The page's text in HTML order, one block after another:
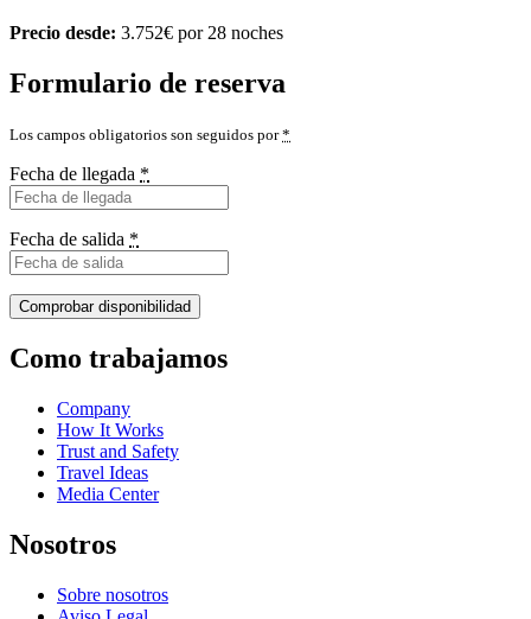
Precio desde: 3.752€ por 28 noches
Formulario de reserva
Los campos obligatorios son seguidos por*
Fecha de llegada *
Fecha de salida *
Como trabajamos
Company
How It Works
Trust and Safety
Travel Ideas
Media Center
Nosotros
Sobre nosotros